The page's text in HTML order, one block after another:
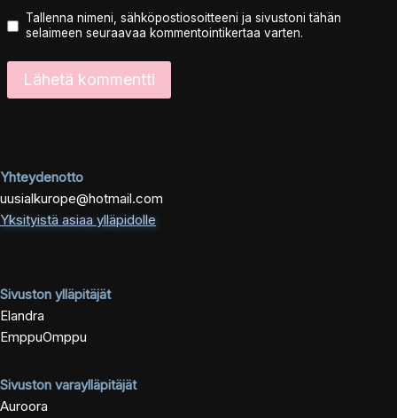
Tallenna nimeni, sähköpostiosoitteeni ja sivustoni tähän
selaimeen seuraavaa kommentointikertaa varten.
Yhteydenotto
uusialkurope@hotmail.com
Yksityistä asiaa ylläpidolle
Sivuston ylläpitäjät
Elandra
EmppuOmppu
Sivuston varaylläpitäjät
Auroora